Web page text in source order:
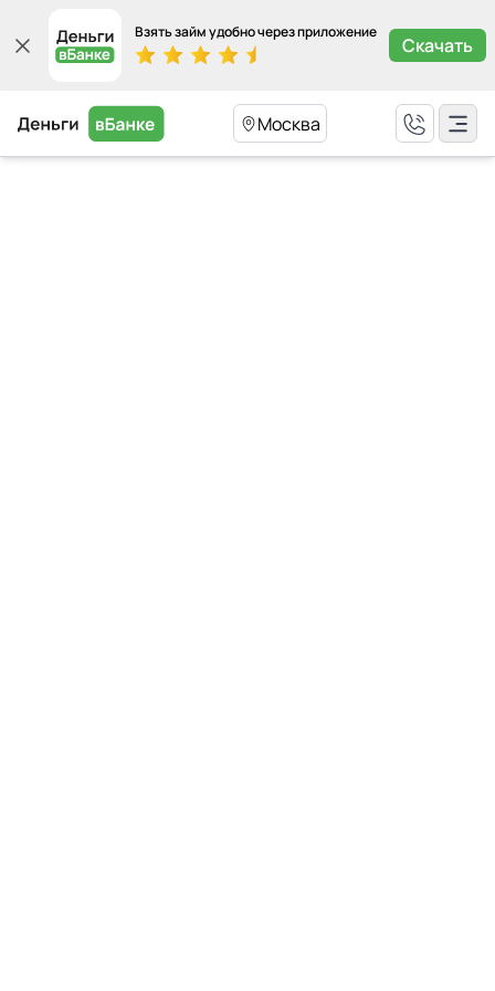
Взять займ удобно через приложение
Скачать
Москва